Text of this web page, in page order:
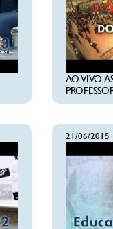
AO VIVO
21/06/2015